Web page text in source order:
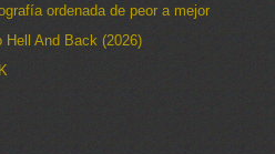
ordenada de peor a mejor
Hell And Back (2026)